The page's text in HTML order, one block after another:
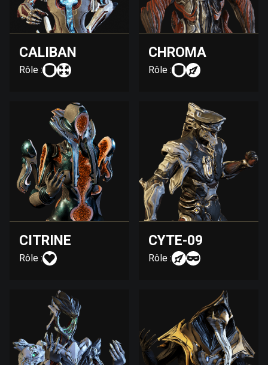
CALIBAN
Rôle :
CHROMA
Rôle :
CITRINE
Rôle :
CYTE-09
Rôle :